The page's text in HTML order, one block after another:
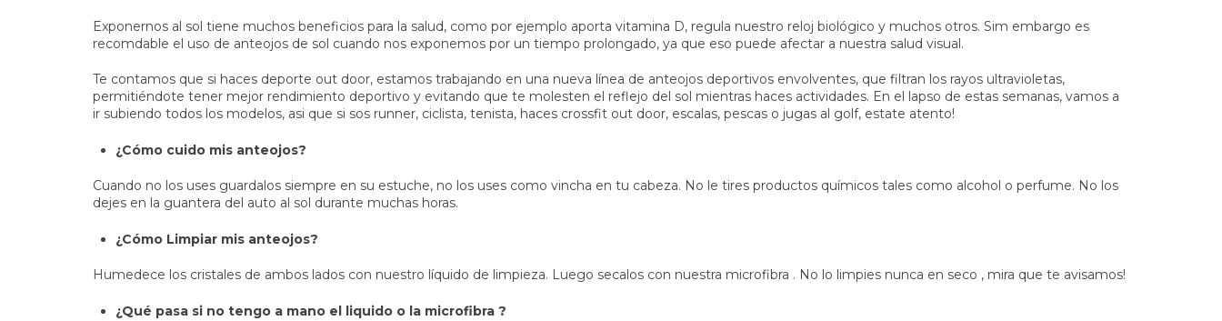
Exponernos al sol tiene muchos beneficios para la salud, como por ejemplo aporta vitamina D, regula nuestro reloj biológico y muchos otros. Sim embargo es
recomdable el uso de anteojos de sol cuando nos exponemos por un tiempo prolongado, ya que eso puede afectar a nuestra salud visual.
Te contamos que si haces deporte out door, estamos trabajando en una nueva línea de anteojos deportivos envolventes, que filtran los rayos ultravioletas,
permitiéndote tener mejor rendimiento deportivo y evitando que te molesten el reflejo del sol mientras haces actividades. En el lapso de estas semanas, vamos a
ir subiendo todos los modelos, asi que si sos runner, ciclista, tenista, haces crossfit out door, escalas, pescas o jugas al golf, estate atento!
¿Cómo cuido mis anteojos?
Cuando no los uses guardalos siempre en su estuche, no los uses como vincha en tu cabeza. No le tires productos químicos tales como alcohol o perfume. No los
dejes en la guantera del auto al sol durante muchas horas.
¿Cómo Limpiar mis anteojos?
Humedece los cristales de ambos lados con nuestro líquido de limpieza. Luego secalos con nuestra microfibra . No lo limpies nunca en seco , mira que te avisamos!
¿Qué pasa si no tengo a mano el liquido o la microfibra ?